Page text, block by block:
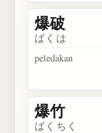
爆破
ばくは
peledakan
爆竹
ばくちく